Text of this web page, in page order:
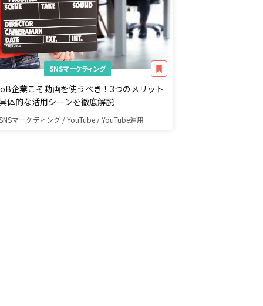
SNSマーケティング
企業こそ動画を使うべき！3つのメリット
体的な活用シーンを徹底解説
マーケティング / YouTube / YouTube運用